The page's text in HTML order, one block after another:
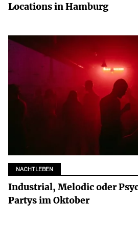
Locations in Hamburg
NACHTLEBEN
Industrial, Melodic oder
Partys im Oktober